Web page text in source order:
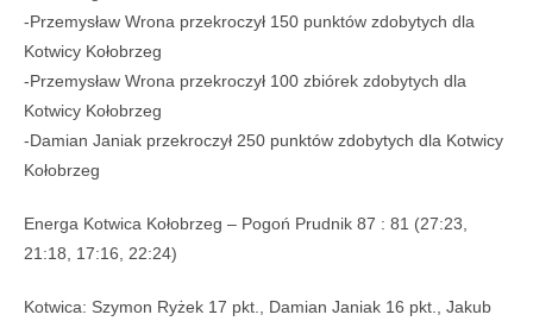
-Przemysław Wrona przekroczył 150 punktów zdobytych dla
Kotwicy Kołobrzeg
-Przemysław Wrona przekroczył 100 zbiórek zdobytych dla
Kotwicy Kołobrzeg
-Damian Janiak przekroczył 250 punktów zdobytych dla Kotwicy
Kołobrzeg
Energa Kotwica Kołobrzeg – Pogoń Prudnik 87 : 81 (27:23,
21:18, 17:16, 22:24)
Kotwica: Szymon Ryżek 17 pkt., Damian Janiak 16 pkt., Jakub